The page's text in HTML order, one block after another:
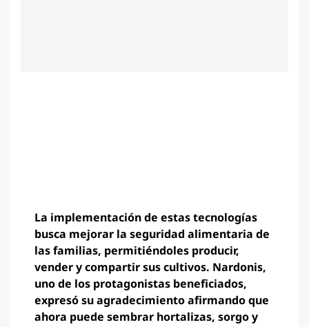
La implementación de estas tecnologías
busca mejorar la seguridad alimentaria de
las familias, permitiéndoles producir,
vender y compartir sus cultivos. Nardonis,
uno de los protagonistas beneficiados,
expresó su agradecimiento afirmando que
ahora puede sembrar hortalizas, sorgo y